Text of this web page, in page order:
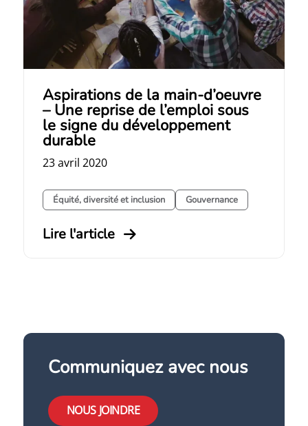
Aspirations de la main-d’oeuvre
– Une reprise de l’emploi sous
le signe du développement
durable
23 avril 2020
Équité, diversité et inclusion Gouvernance
Lire l'article
Communiquez avec nous
NOUS JOINDRE